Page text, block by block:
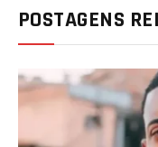
POSTAGENS